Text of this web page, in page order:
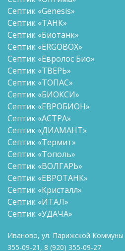
Септик «Genesis»
Септик «ТАНК»
Септик «Биотанк»
Септик «ERGOBOX»
Септик «Евролос Био»
Септик «ТВЕРЬ»
Септик «ТОПАС»
Септик «БИОКСИ»
Септик «ЕВРОБИОН»
Септик «АСТРА»
Септик «ДИАМАНТ»
Септик «Термит»
Септик «Тополь»
Септик «ВОЛГАРЬ»
Септик «ЕВРОТАНК»
Септик «Кристалл»
Септик «ИТАЛ»
Септик «УДАЧА»
Иваново, ул. Парижской Коммуны
355-09-21 , 8 (920) 355-09-27